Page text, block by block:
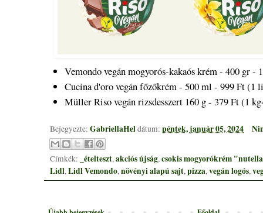
Vemondo vegán mogyorós-kakaós krém - 400 gr -
Cucina d'oro vegán főzőkrém - 500 ml - 999 Ft (1
Müller Riso vegán rizsdesszert 160 g - 379 Ft (1
Bejegyezte: GabriellaHeldátum: péntek, január 05, 2024
Címkék: _ételteszt,akciós újság,csokis mogyorókrém
Lidl,Lidl Vemondo,növényi alapú sajt,pizza,vegán logós,